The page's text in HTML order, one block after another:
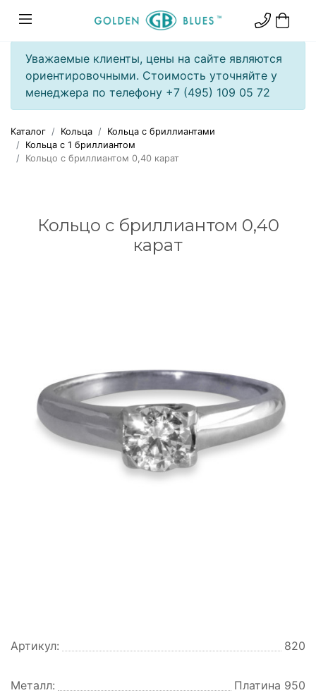
Уважаемые клиенты, цены на сайте являются
ориентировочными. Стоимость уточняйте у
менеджера по телефону +7 (495) 109 05 72
Каталог Кольца
Кольца с бриллиантами
Кольца с 1 бриллиантом
Кольцо с бриллиантом 0,40 карат
Кольцо с бриллиантом 0,40
карат
Артикул: 820
Металл: Платина 950